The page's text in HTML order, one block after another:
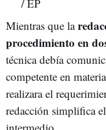
Mientras que la
procedimiento en
técnica debía
competente en
realizara el
redacción simplifica